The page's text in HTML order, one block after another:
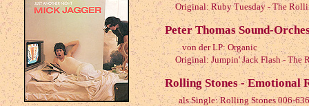
Original: Ruby Tuesday - The
Peter Thomas Sound-
von der LP: Organic
Original: Jumpin' Jack Flash - The
Rolling Stones - Emotional
als Single: Rolling Stones 006-